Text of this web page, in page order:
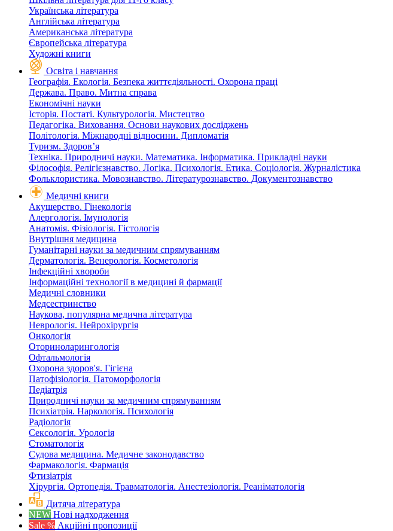
Українська література
Англійська література
Американська література
Європейська література
Художні книги
Освіта і навчання
Географія. Екологія. Безпека життєдіяльності. Охорона праці
Держава. Право. Митна справа
Економічні науки
Історія. Постаті. Культурологія. Мистецтво
Педагогіка. Виховання. Основи наукових досліджень
Політологія. Міжнародні відносини. Дипломатія
Туризм. Здоров’я
Техніка. Природничі науки. Математика. Інформатика. Прикладні науки
Філософія. Релігієзнавство. Логіка. Психологія. Етика. Соціологія. Журналістика
Фольклористика. Мовознавство. Літературознавство. Документознавство
Медичні книги
Акушерство. Гінекологія
Алергологія. Імунологія
Анатомія. Фізіологія. Гістологія
Внутрішня медицина
Гуманітарні науки за медичним спрямуванням
Дерматологія. Венерологія. Косметологія
Інфекційні хвороби
Інформаційні технології в медицині й фармації
Медичні словники
Медсестринство
Наукова, популярна медична література
Неврологія. Нейрохірургія
Онкологія
Оториноларингологія
Офтальмологія
Охорона здоров'я. Гігієна
Патофізіологія. Патоморфологія
Педіатрія
Природничі науки за медичним спрямуванням
Психіатрія. Наркологія. Психологія
Радіологія
Сексологія. Урологія
Стоматологія
Судова медицина. Медичне законодавство
Фармакологія. Фармація
Фтизіатрія
Хірургія. Ортопедія. Травматологія. Анестезіологія. Реаніматологія
Дитяча література
NEW Нові надходження
Sale % Акційні пропозиції